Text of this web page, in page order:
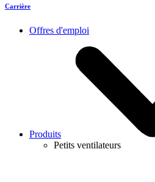
Carrière
Offres d'emploi
Produits
Petits ventilateurs